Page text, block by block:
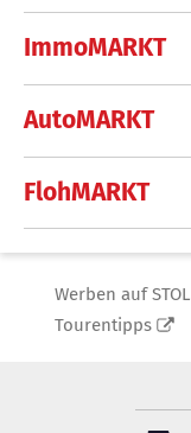
ImmoMARKT
AutoMARKT
FlohMARKT
Werben auf STOL
Tourentipps